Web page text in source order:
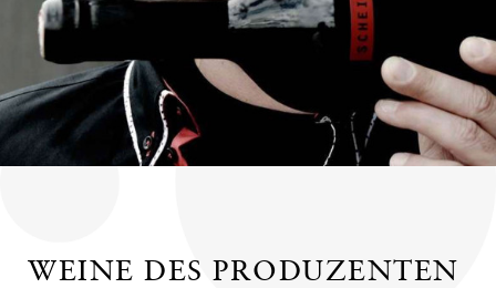
WEINE DES PRODUZENTEN